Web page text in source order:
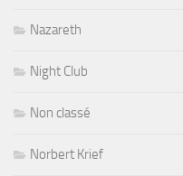
Nazareth
Night Club
Non classé
Norbert Krief